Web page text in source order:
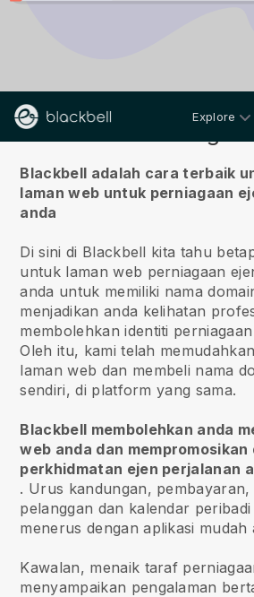
Explore
Blackbell adalah cara terbaik
laman web untuk perniagaan
anda
Di sini di Blackbell kita tahu
untuk laman web perniagaan
anda untuk memiliki nama
menjadikan anda kelihatan
membolehkan identiti
Oleh itu, kami telah
laman web dan membeli nama
sendiri, di platform yang sama.
Blackbell membolehkan anda
web anda dan mempromosikan
perkhidmatan ejen perjalanan
. Urus kandungan, pembayaran,
pelanggan dan kalendar
menerus dengan aplikasi mudah
Kawalan, menaik taraf
menyampaikan pengalaman